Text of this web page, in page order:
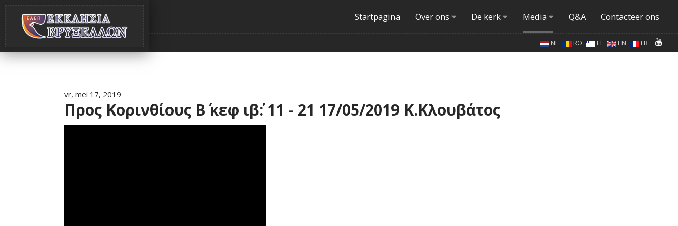
Startpagina Over ons De kerk Media Q&A Contacteer ons
NL RO EL EN FR
vr, mei 17, 2019
Προς Κορινθίους Β΄ κεφ ιβ΄: 11 - 21 17/05/2019 Κ.Κλουβάτος